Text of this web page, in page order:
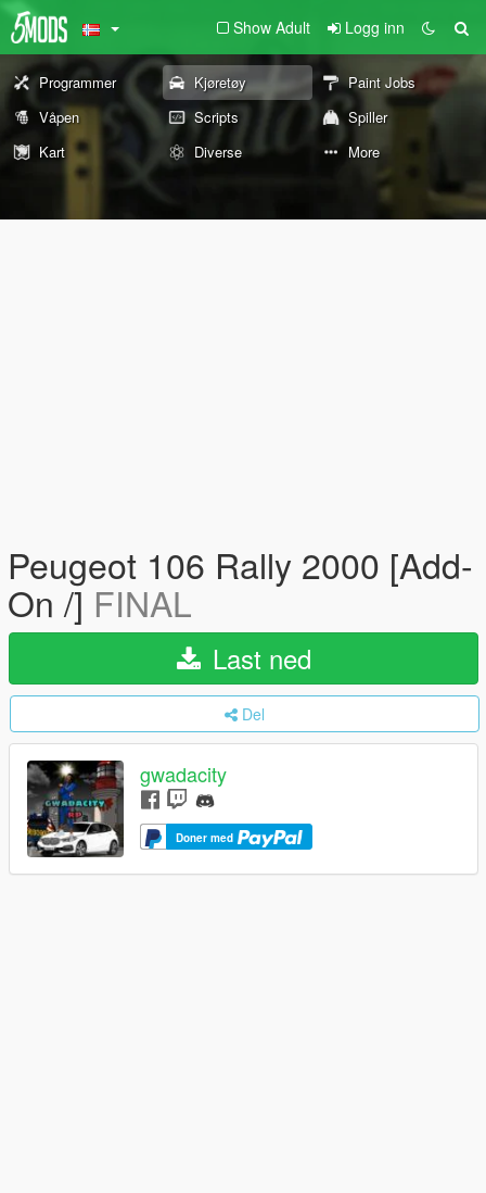
Show Adult Logg inn
Programmer Kjøretøy
Paint Jobs
Våpen
Scripts
Spiller
Kart
Diverse More
Peugeot 106 Rally 2000 [Add-
On /] FINAL
Last ned
Del
gwadacity
Doner med